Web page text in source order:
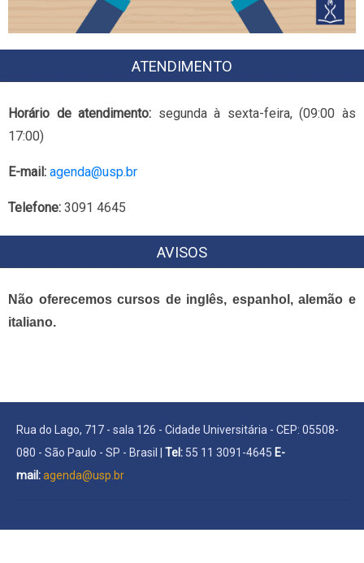
ATENDIMENTO
Horário de atendimento: segunda à sexta-feira, (09:00 às
17:00)
E-mail: agenda@usp.br
Telefone: 3091 4645
AVISOS
Não oferecemos cursos de inglês, espanhol, alemão e
italiano.
Rua do Lago, 717 - sala 126 - Cidade Universitária - CEP: 05508-
080 - São Paulo - SP - Brasil | Tel: 55 11 3091-4645 E-
mail:agenda@usp.br